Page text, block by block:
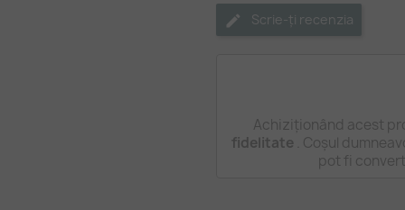
Scrie-ți recenzia
Achiziționând acest
fidelitate . Coșul
pot fi